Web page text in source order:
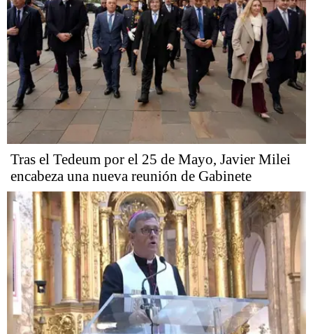
Tras el Tedeum por el 25 de Mayo, Javier Milei
encabeza una nueva reunión de Gabinete